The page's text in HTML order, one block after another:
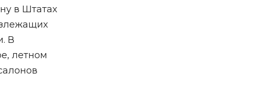
в Штатах
В
летном